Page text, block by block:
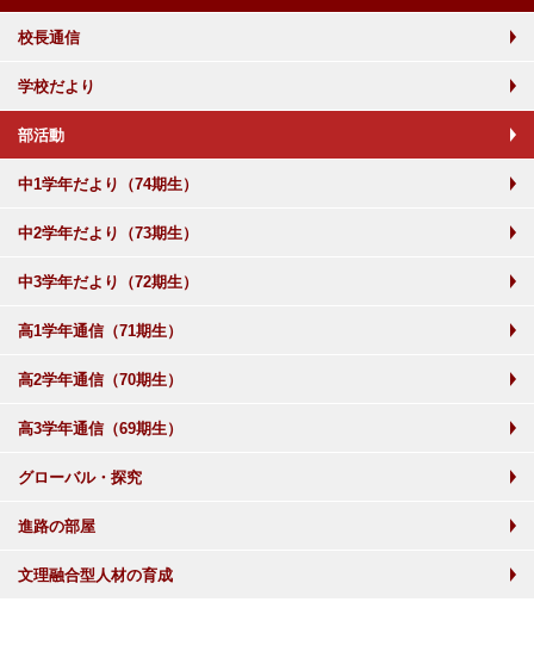
校長通信
学校だより
部活動
中1学年だより（74期生）
中2学年だより（73期生）
中3学年だより（72期生）
高1学年通信（71期生）
高2学年通信（70期生）
高3学年通信（69期生）
グローバル・探究
進路の部屋
文理融合型人材の育成